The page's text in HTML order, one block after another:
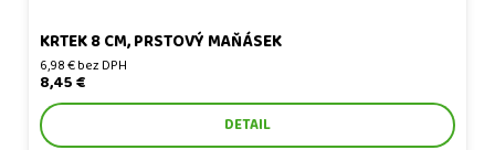
KRTEK 8 CM, PRSTOVÝ MAŇÁSEK
6,98 € bez DPH
8,45 €
DETAIL